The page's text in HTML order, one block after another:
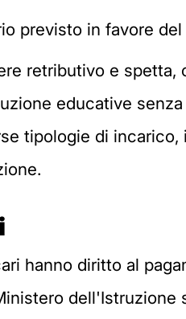
previsto in favore del
retributivo e spetta,
educative
tipologie di incarico,
hanno diritto al
dell'Istruzione